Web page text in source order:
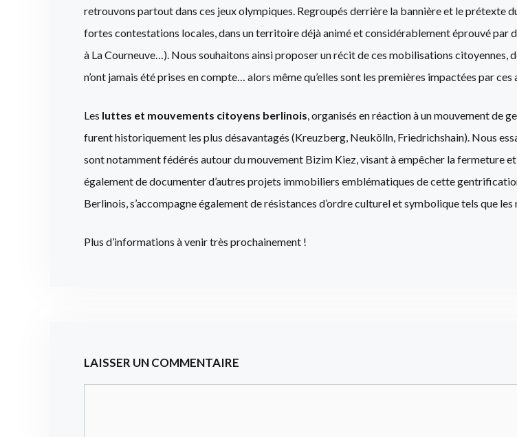
retrouvons partout dans ces jeux olympiques. Regroupés derrière la bannière et le prétexte
fortes contestations locales, dans un territoire déjà animé et considérablement éprouvé par
à La Courneuve…). Nous souhaitons ainsi proposer un récit de ces mobilisations citoyennes,
n’ont jamais été prises en compte… alors même qu’elles sont les premières impactées par
Les luttes et mouvements citoyens berlinois , organisés en réaction à un mouvement de
furent historiquement les plus désavantagés (Kreuzberg, Neukölln, Friedrichshain). Nous
sont notamment fédérés autour du mouvement Bizim Kiez, visant à empêcher la fermeture
également de documenter d’autres projets immobiliers emblématiques de cette
Berlinois, s’accompagne également de résistances d’ordre culturel et symbolique tels que
Plus d’informations à venir très prochainement !
LAISSER UN COMMENTAIRE